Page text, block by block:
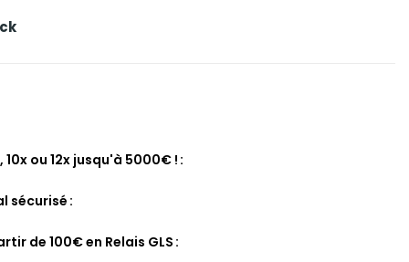
10x ou 12x jusqu'à 5000€ !
sécurisé
de 100€ en Relais GLS